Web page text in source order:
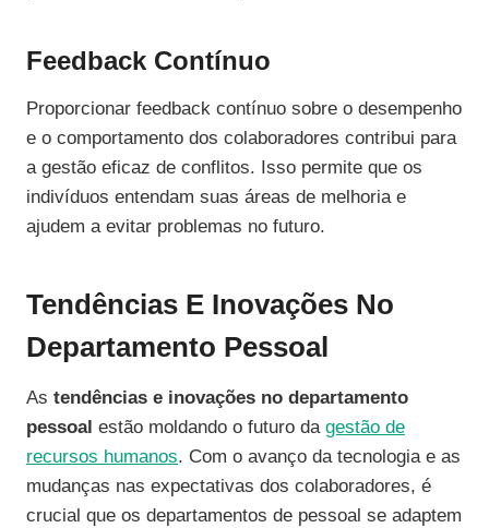
Feedback Contínuo
Proporcionar feedback contínuo sobre o desempenho
e o comportamento dos colaboradores contribui para
a gestão eficaz de conflitos. Isso permite que os
indivíduos entendam suas áreas de melhoria e
ajudem a evitar problemas no futuro.
Tendências E Inovações No
Departamento Pessoal
As tendências e inovações no departamento
pessoal estão moldando o futuro da gestão de
recursos humanos. Com o avanço da tecnologia e as
mudanças nas expectativas dos colaboradores, é
crucial que os departamentos de pessoal se adaptem